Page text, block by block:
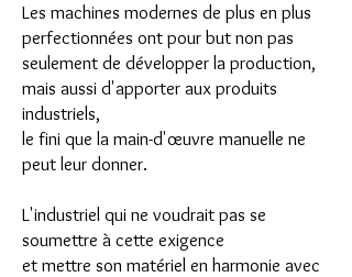
Les machines modernes de plus en plus
perfectionnées ont pour but non pas
seulement de développer la production,
mais aussi d'apporter aux produits
industriels,
le fini que la main-d'œuvre manuelle ne
peut leur donner.
L'industriel qui ne voudrait pas se
soumettre à cette exigence
et mettre son matériel en harmonie avec